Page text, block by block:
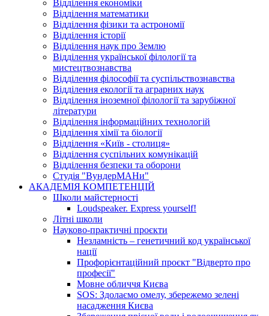
Відділення економіки
Відділення математики
Відділення фізики та астрономії
Відділення історії
Відділення наук про Землю
Відділення української філології та
мистецтвознавства
Відділення філософії та суспільствознавства
Відділення екології та аграрних наук
Відділення іноземної філології та зарубіжної
літератури
Відділення інформаційних технологій
Відділення хімії та біології
Відділення «Київ - столиця»
Відділення суспільних комунікацій
Відділення безпеки та оборони
Студія "ВундерМАНи"
АКАДЕМІЯ КОМПЕТЕНЦІЙ
Школи майстерності
Loudspeaker. Express yourself!
Літні школи
Науково-практичні проєкти
Незламність – генетичний код української
нації
Профорієнтаційний проєкт "Відверто про
професії"
Мовне обличчя Києва
SOS: Здолаємо омелу, збережемо зелені
насадження Києва